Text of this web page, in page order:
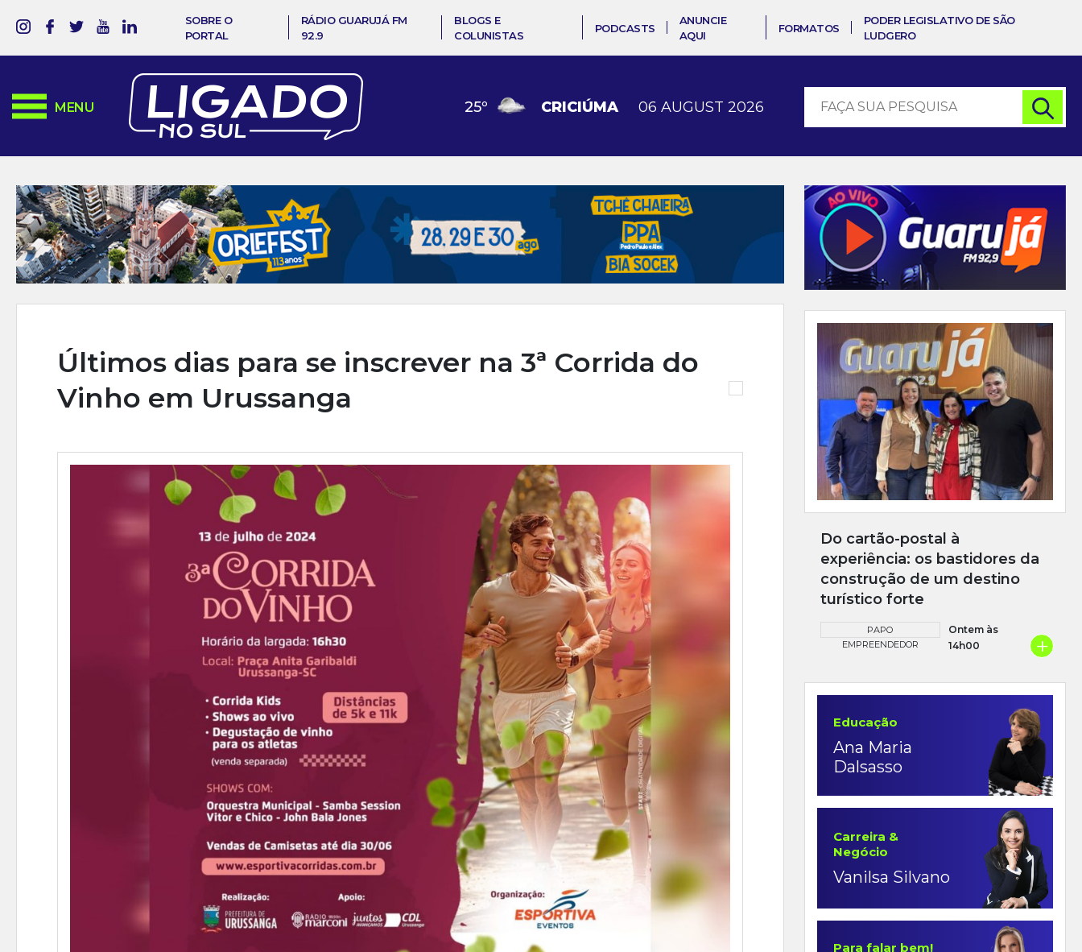
SOBRE O
PORTAL
RÁDIO GUARUJÁ FM
92.9
BLOGS E
COLUNISTAS
PODCASTS
ANUNCIE
AQUI
FORMATOS
PODER LEGISLATIVO DE SÃO
LUDGERO
MENU 25º CRICIÚMA 06 AUGUST 2026
Últimos dias para se inscrever na 3ª Corrida do
Vinho em Urussanga
Do cartão-postal à
experiência: os bastidores da
construção de um destino
turístico forte
PAPO
EMPREENDEDOR
Ontem às
14h00
+
Educação
Ana Maria
Dalsasso
Carreira &
Negócio
Vanilsa Silvano
Para falar bem!